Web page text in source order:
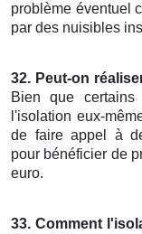
problème éventuel
par des nuisibles
32. Peut-on
Bien que certains
l'isolation eux-
de faire appel à
pour bénéficier de
euro.
33. Comment